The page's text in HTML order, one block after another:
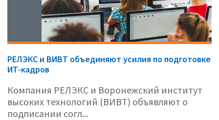
РЕЛЭКС и ВИВТ объединяют усилия по подготовке
ИТ-кадров
Компания РЕЛЭКС и Воронежский институт
высоких технологий (ВИВТ) объявляют о
подписании согл...